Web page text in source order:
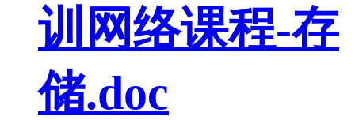
训网络课程-存
储.doc